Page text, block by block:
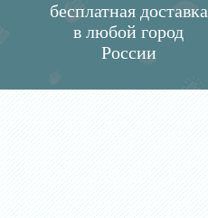
бесплатная доставка
в любой город
России